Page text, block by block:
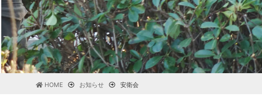
HOME お知らせ 安衛会